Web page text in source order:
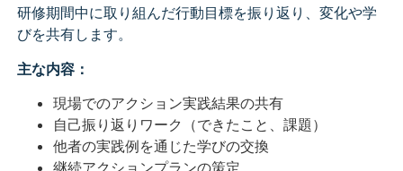
研修期間中に取り組んだ行動目標を振り返り、変化や学
びを共有します。
主な内容：
現場でのアクション実践結果の共有
自己振り返りワーク（できたこと、課題）
他者の実践例を通じた学びの交換